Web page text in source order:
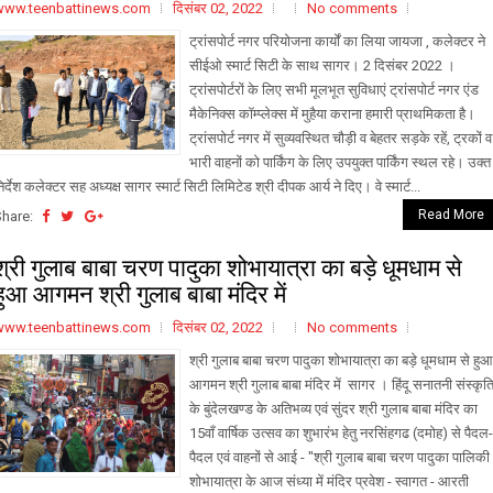
दिसंबर 02, 2022
No comments
ट्रांसपोर्ट नगर परियोजना कार्यों का लिया जायजा , कलेक्टर ने
सीईओ स्मार्ट सिटी के साथ सागर। 2 दिसंबर 2022 ।
ट्रांसपोर्टरों के लिए सभी मूलभूत सुविधाएं ट्रांसपोर्ट नगर एंड
मैकेनिक्स कॉम्प्लेक्स में मुहैया कराना हमारी प्राथमिकता है।
ट्रांसपोर्ट नगर में सुव्यवस्थित चौड़ी व बेहतर सड़के रहें, ट्रकों व
भारी वाहनों को पार्किंग के लिए उपयुक्त पार्किंग स्थल रहे। उक्त
कलेक्टर सह अध्यक्ष सागर स्मार्ट सिटी लिमिटेड श्री दीपक आर्य ने दिए। वे स्मार्ट...
Read More
गुलाब बाबा चरण पादुका शोभायात्रा का बड़े धूमधाम से
आगमन श्री गुलाब बाबा मंदिर में
दिसंबर 02, 2022
No comments
श्री गुलाब बाबा चरण पादुका शोभायात्रा का बड़े धूमधाम से हुआ
आगमन श्री गुलाब बाबा मंदिर में सागर । हिंदू सनातनी संस्कृति
के बुंदेलखण्ड के अतिभव्य एवं सुंदर श्री गुलाब बाबा मंदिर का
15वाँ वार्षिक उत्सव का शुभारंभ हेतु नरसिंहगढ (दमोह) से पैदल-
पैदल एवं वाहनों से आई - "श्री गुलाब बाबा चरण पादुका पालिकी
शोभायात्रा के आज संध्या में मंदिर प्रवेश - स्वागत - आरती